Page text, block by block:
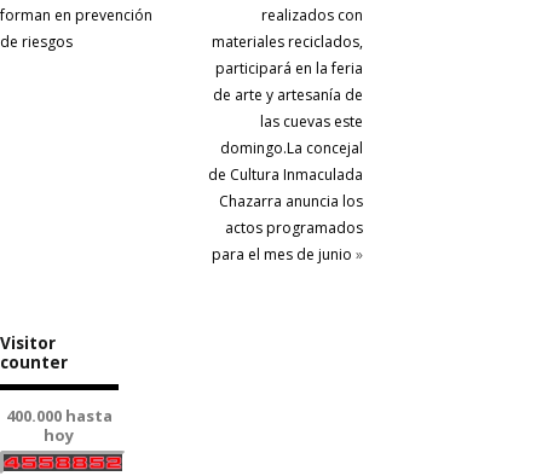
forman en prevención
de riesgos
realizados con
materiales reciclados,
participará en la feria
de arte y artesanía de
las cuevas este
domingo.La concejal
de Cultura Inmaculada
Chazarra anuncia los
actos programados
para el mes de junio »
Visitor
counter
400.000 hasta
hoy